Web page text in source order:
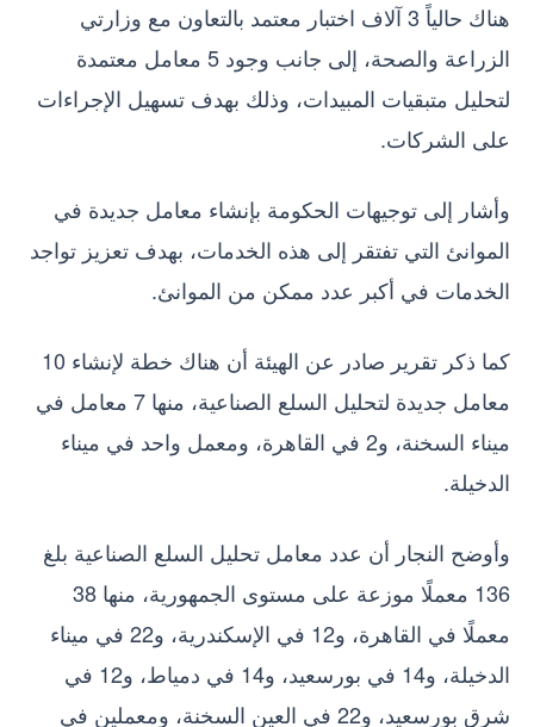
هناك حالياً 3 آلاف اختبار معتمد بالتعاون مع وزارتي
الزراعة والصحة، إلى جانب وجود 5 معامل معتمدة
لتحليل متبقيات المبيدات، وذلك بهدف تسهيل الإجراءات
على الشركات.
وأشار إلى توجيهات الحكومة بإنشاء معامل جديدة في
الموانئ التي تفتقر إلى هذه الخدمات، بهدف تعزيز تواجد
الخدمات في أكبر عدد ممكن من الموانئ.
كما ذكر تقرير صادر عن الهيئة أن هناك خطة لإنشاء 10
معامل جديدة لتحليل السلع الصناعية، منها 7 معامل في
ميناء السخنة، و2 في القاهرة، ومعمل واحد في ميناء
الدخيلة.
وأوضح النجار أن عدد معامل تحليل السلع الصناعية بلغ
136 معملًا موزعة على مستوى الجمهورية، منها 38
معملًا في القاهرة، و12 في الإسكندرية، و22 في ميناء
الدخيلة، و14 في بورسعيد، و14 في دمياط، و12 في
شرق بورسعيد، و22 في العين السخنة، ومعملين في